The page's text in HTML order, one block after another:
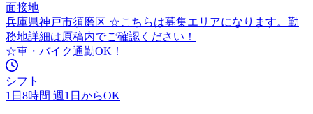
面接地
兵庫県神戸市須磨区 ☆こちらは募集エリアになります。勤
務地詳細は原稿内でご確認ください！
☆車・バイク通勤OK！
シフト
1日8時間 週1日からOK